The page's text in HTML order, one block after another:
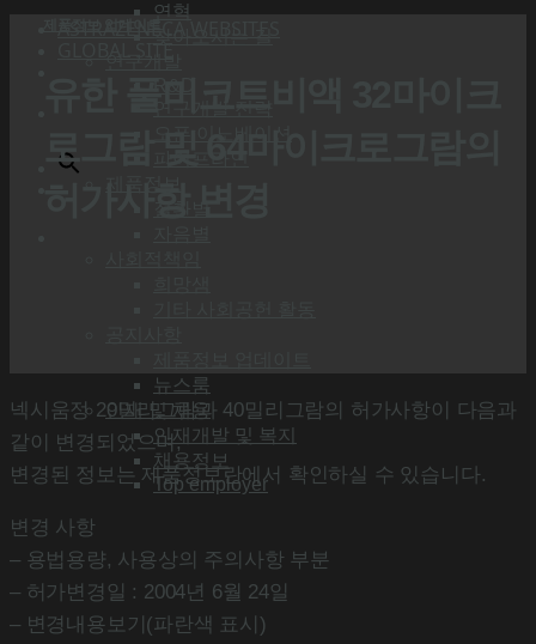
연혁
뉴스룸
인재 및 채용
인재개발 및 복지
채용정보
Top employer
로그람 및 64마이크로그람의
넥시움정 20밀리그람과 40밀리그람의 허가사항이 다음과
같이 변경되었으며,
변경된 정보는 제품정보란에서 확인하실 수 있습니다.
변경 사항
– 용법용량, 사용상의 주의사항 부분
– 허가변경일 : 2004년 6월 24일
– 변경내용보기(파란색 표시)